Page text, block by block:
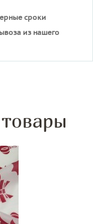
сроки
из нашего